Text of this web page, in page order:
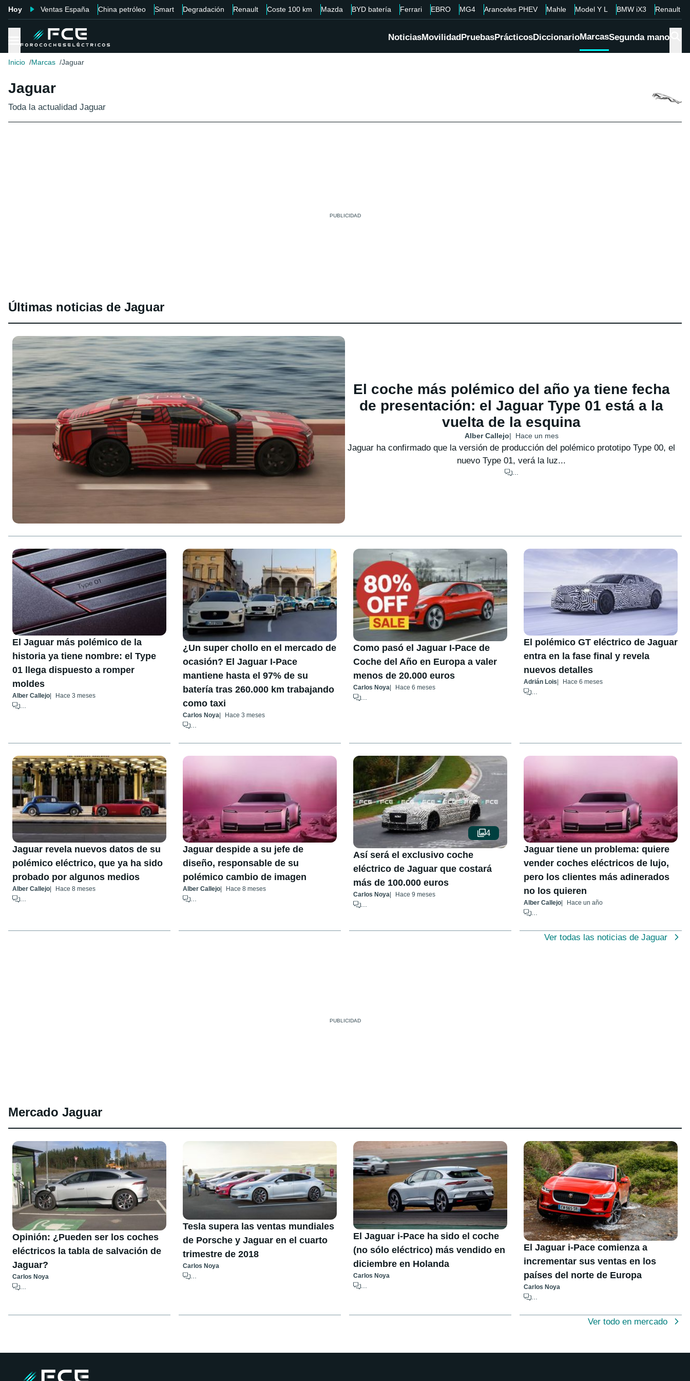
Hoy Ventas España China petróleo Smart Degradación Renault Coste 100 km Mazda BYD batería Ferrari EBRO MG4 Aranceles PHEV Mahle Model Y L BMW iX3 Renault
NoticiasMovilidadPruebasPrácticosDiccionarioMarcasSegunda mano
Inicio Marcas Jaguar
Jaguar
Toda la actualidad Jaguar
Últimas noticias de Jaguar
El coche más polémico del año ya tiene fecha
de presentación: el Jaguar Type 01 está a la
vuelta de la esquina
Alber Callejo Hace un mes
Jaguar ha confirmado que la versión de producción del polémico prototipo Type 00, el
nuevo Type 01, verá la luz...
...
El Jaguar más polémico de la
historia ya tiene nombre: el Type
01 llega dispuesto a romper
moldes
Alber Callejo Hace 3 meses
¿Un super chollo en el mercado de
ocasión? El Jaguar I-Pace
mantiene hasta el 97% de su
batería tras 260.000 km trabajando
como taxi
Carlos Noya Hace 3 meses
Como pasó el Jaguar I-Pace de
Coche del Año en Europa a valer
menos de 20.000 euros
Carlos Noya Hace 6 meses
El polémico GT eléctrico de Jaguar
entra en la fase final y revela
nuevos detalles
Adrián Lois Hace 6 meses
Jaguar revela nuevos datos de su
polémico eléctrico, que ya ha sido
probado por algunos medios
Alber Callejo Hace 8 meses
Jaguar despide a su jefe de
diseño, responsable de su
polémico cambio de imagen
Alber Callejo Hace 8 meses
4
Así será el exclusivo coche
eléctrico de Jaguar que costará
más de 100.000 euros
Carlos Noya Hace 9 meses
Jaguar tiene un problema: quiere
vender coches eléctricos de lujo,
pero los clientes más adinerados
no los quieren
Alber Callejo Hace un año
Ver todas las noticias de Jaguar
Mercado Jaguar
Opinión: ¿Pueden ser los coches
eléctricos la tabla de salvación de
Jaguar?
Carlos Noya
...
Tesla supera las ventas mundiales
de Porsche y Jaguar en el cuarto
trimestre de 2018
Carlos Noya
El Jaguar i-Pace ha sido el coche
(no sólo eléctrico) más vendido en
diciembre en Holanda
Carlos Noya
El Jaguar i-Pace comienza a
incrementar sus ventas en los
países del norte de Europa
Carlos Noya
Ver todo en mercado